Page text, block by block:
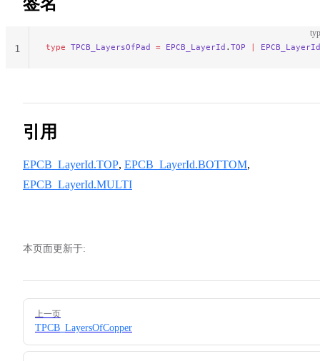
type TPCB_LayersOfPad = EPCB_LayerId . TOP | EPCB_LayerId
1
引用
EPCB_LayerId.TOP, EPCB_LayerId.BOTTOM,
EPCB_LayerId.MULTI
本页面更新于:
Pager
上一页
TPCB_LayersOfCopper